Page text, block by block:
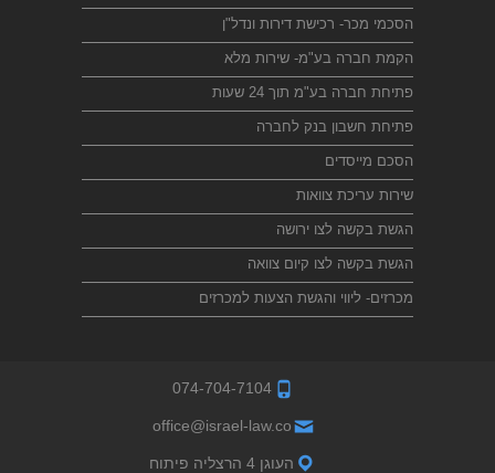
הסכמי מכר- רכישת דירות ונדל"ן
הקמת חברה בע"מ- שירות מלא
פתיחת חברה בע"מ תוך 24 שעות
פתיחת חשבון בנק לחברה
הסכם מייסדים
שירות עריכת צוואות
הגשת בקשה לצו ירושה
הגשת בקשה לצו קיום צוואה
מכרזים- ליווי והגשת הצעות למכרזים
074-704-7104
office@israel-law.co
העוגן 4 הרצליה פיתוח